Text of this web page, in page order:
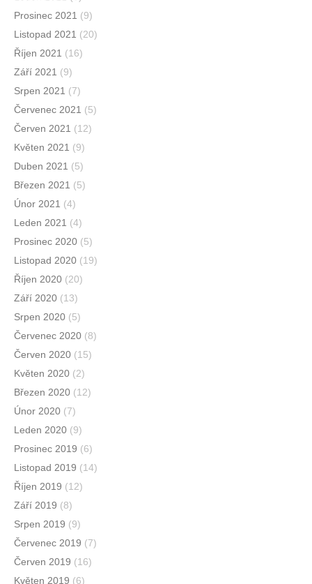
Prosinec 2021 (9)
Listopad 2021 (20)
Říjen 2021 (16)
Září 2021 (9)
Srpen 2021 (7)
Červenec 2021 (5)
Červen 2021 (12)
Květen 2021 (9)
Duben 2021 (5)
Březen 2021 (5)
Únor 2021 (4)
Leden 2021 (4)
Prosinec 2020 (5)
Listopad 2020 (19)
Říjen 2020 (20)
Září 2020 (13)
Srpen 2020 (5)
Červenec 2020 (8)
Červen 2020 (15)
Květen 2020 (2)
Březen 2020 (12)
Únor 2020 (7)
Leden 2020 (9)
Prosinec 2019 (6)
Listopad 2019 (14)
Říjen 2019 (12)
Září 2019 (8)
Srpen 2019 (9)
Červenec 2019 (7)
Červen 2019 (16)
Květen 2019 (6)